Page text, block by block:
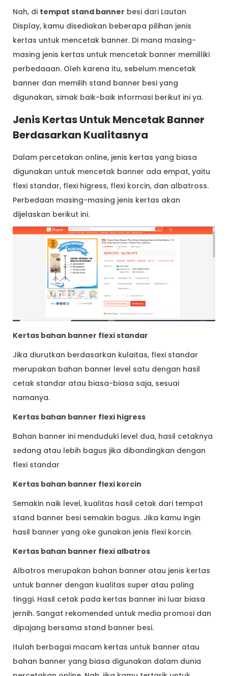
Nah, di tempat stand banner besi dari Lautan
Display, kamu disediakan beberapa pilihan jenis
kertas untuk mencetak banner. Di mana masing-
masing jenis kertas untuk mencetak banner memilliki
perbedaaan. Oleh karena itu, sebelum mencetak
banner dan memilih stand banner besi yang
digunakan, simak baik-baik informasi berikut ini ya.
Jenis Kertas Untuk Mencetak Banner
Berdasarkan Kualitasnya
Dalam percetakan online, jenis kertas yang biasa
digunakan untuk mencetak banner ada empat, yaitu
flexi standar, flexi higress, flexi korcin, dan albatross.
Perbedaan masing-masing jenis kertas akan
dijelaskan berikut ini.
Kertas bahan banner flexi standar
Jika diurutkan berdasarkan kulaitas, flexi standar
merupakan bahan banner level satu dengan hasil
cetak standar atau biasa-biasa saja, sesuai
namanya.
Kertas bahan banner flexi higress
Bahan banner ini menduduki level dua, hasil cetaknya
sedang atau lebih bagus jika dibandingkan dengan
flexi standar
Kertas bahan banner flexi korcin
Semakin naik level, kualitas hasil cetak dari tempat
stand banner besi semakin bagus. Jika kamu ingin
hasil banner yang oke gunakan jenis flexi korcin.
Kertas bahan banner flexi albatros
Albatros merupakan bahan banner atau jenis kertas
untuk banner dengan kualitas super atau paling
tinggi. Hasil cetak pada kertas banner ini luar biasa
jernih. Sangat rekomended untuk media promosi dan
dipajang bersama stand banner besi.
Itulah berbagai macam kertas untuk banner atau
bahan banner yang biasa digunakan dalam dunia